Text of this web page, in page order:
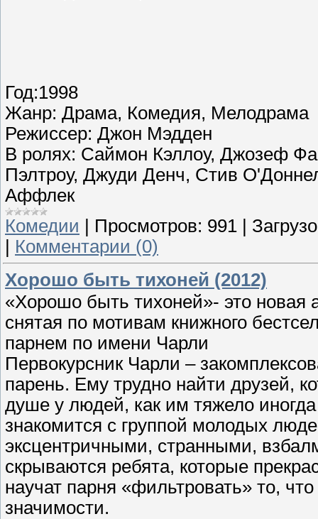
Год:1998
Жанр: Драма, Комедия, Мелодрама
Режиссер: Джон Мэдден
В ролях: Саймон Кэллоу, Джозеф
Пэлтроу, Джуди Денч, Стив
Аффлек
Комедии | Просмотров: 991 |
| Комментарии (0)
Хорошо быть тихоней (2012)
«Хорошо быть тихоней»- это новая
снятая по мотивам книжного
парнем по имени Чарли
Первокурсник Чарли –
парень. Ему трудно найти друзей,
душе у людей, как им тяжело
знакомится с группой молодых
эксцентричными, странными,
скрываются ребята, которые
научат парня «фильтровать» то,
значимости.